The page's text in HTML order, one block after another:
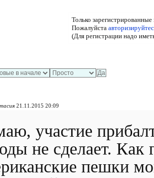
Только
Пожалуйста
(Для регистрации надо
21.11.2015 20:09
участие
не сделает. Как
пешки